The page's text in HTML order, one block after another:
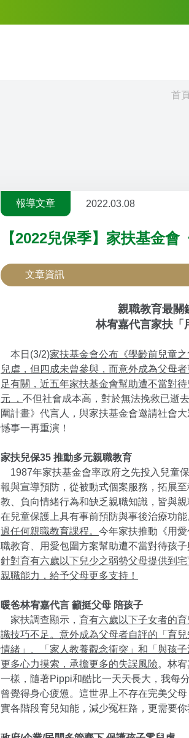
首
報導文章 2022.03.08
【2022兒保季】家扶基金會
文章資訊
親職教育最關
林宥嘉代言家扶 「
本日(3/2)家扶基金會公布《學齡前兒童
兒虐 ，但四成未曾參與 ，而意外成為父母
足有關，近五年家扶基金會幫助遭不當對
元
， 不但社會成本高，對於無法挽救已逝
圍計畫》代言人，與家扶基金會邀請社會
憾事一再重演！
家扶兒保35 推動多元親職教育
1987年家扶基金會率政府之先投入兒童
報與宣導預防，從被動式個案服務，拓展
教、負向情緒行為和缺乏親職知識，皆與
在兒童保護上具有事前預防與事後治療功
過任何親職教育課程。 今年家扶推動《用
職教育、用愛包圍方案幫助遭不當對待孩
針對育有六歲以下兒少之弱勢父母提供到
親職能力，給予父母更多支持！
暖爸林宥嘉代言 籲挺父母 陪孩子
家扶調查顯示， 育有六歲以下子女者的
識技巧不足 。意外成為父母者自評的「育
情緒」、「家人教養觀念衝突」和「與孩
更多心力摸索，承擔更多的失誤風險。林
一樣，隨著Pippi和酷比一天天長大，我每
曾覺得身心疲憊。這世界上不存在完美父
實各階段育兒知能，減少冤枉路，更需要